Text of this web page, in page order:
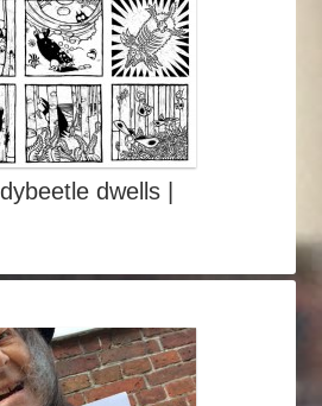
dwells |